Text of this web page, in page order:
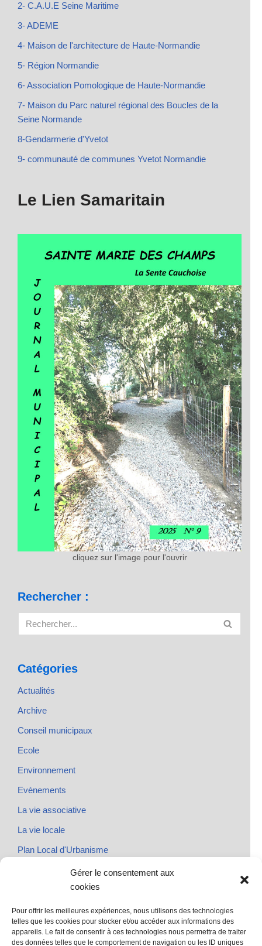
Gérer le consentement aux
cookies
Pour offrir les meilleures expériences, nous utilisons des technologies
telles que les cookies pour stocker et/ou accéder aux informations des
appareils. Le fait de consentir à ces technologies nous permettra de traiter
des données telles que le comportement de navigation ou les ID uniques
2- C.A.U.E Seine Maritime
3- ADEME
4- Maison de l'architecture de Haute-Normandie
5- Région Normandie
6- Association Pomologique de Haute-Normandie
7- Maison du Parc naturel régional des Boucles de la
Seine Normande
8-Gendarmerie d'Yvetot
9- communauté de communes Yvetot Normandie
Le Lien Samaritain
cliquez sur l'image pour l'ouvrir
Rechercher :
Catégories
Actualités
Archive
Conseil municipaux
Ecole
Environnement
Evènements
La vie associative
La vie locale
Plan Local d'Urbanisme